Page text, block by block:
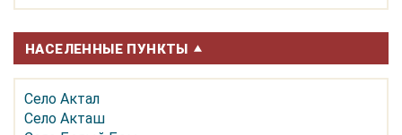
НАСЕЛЕННЫЕ ПУНКТЫ
Село Актал
Село Акташ